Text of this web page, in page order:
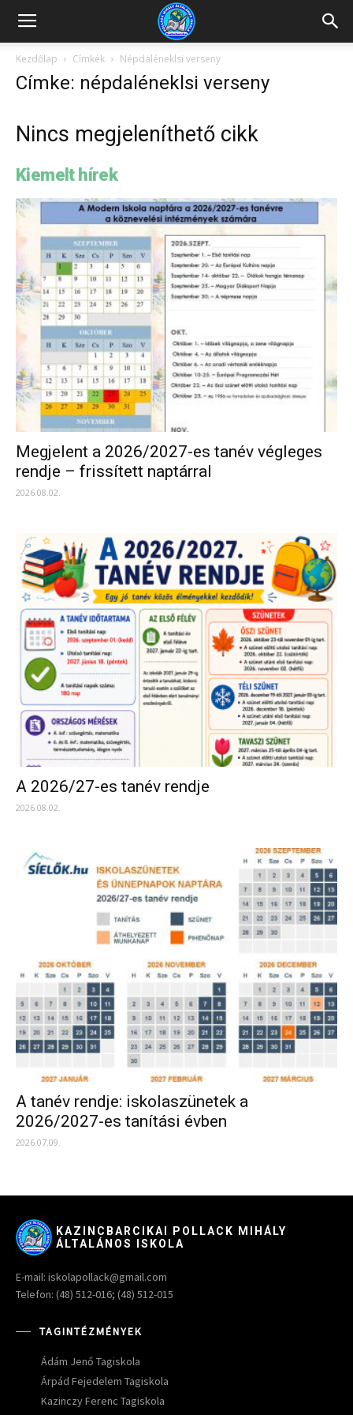
Kazincbarcikai
Pollack
Általános
Iskola
Kezdőlap Címkék Népdaléneklsi verseny
Címke: népdaléneklsi verseny
Nincs megjeleníthető cikk
Kiemelt hírek
Megjelent a 2026/2027-es tanév végleges
rendje – frissített naptárral
2026.08.02.
A 2026/27-es tanév rendje
2026.08.02.
A tanév rendje: iskolaszünetek a
2026/2027-es tanítási évben
2026.07.09.
KAZINCBARCIKAI POLLACK MIHÁLY
ÁLTALÁNOS ISKOLA
E-mail: iskolapollack@gmail.com
Telefon: (48) 512-016; (48) 512-015
TAGINTÉZMÉNYEK
Ádám Jenő Tagiskola
Árpád Fejedelem Tagiskola
Kazinczy Ferenc Tagiskola